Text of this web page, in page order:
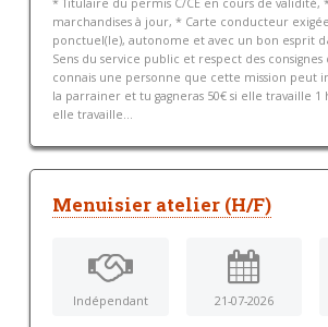
* Titulaire du permis C/CE en cours de validité,
marchandises à jour, * Carte conducteur
ponctuel(le), autonome et avec un bon esprit
Sens du service public et respect des consignes
connais une personne que cette mission peut
la parrainer et tu gagneras 50€ si elle travaille 1
elle travaille...
Menuisier atelier (H/F)
Indépendant 21-07-2026